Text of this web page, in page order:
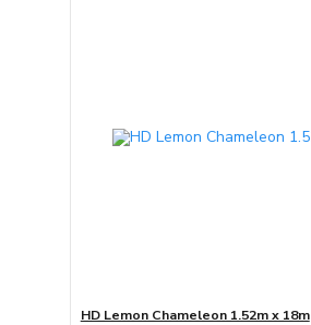
HD Lemon Chameleon 1.52m x 18m